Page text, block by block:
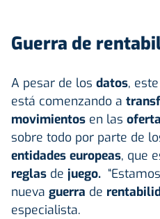
Guerra de
A pesar de los datos, este
está comenzando a
movimientos en las
sobre todo por parte de
entidades europeas, que
reglas de juego.
nueva guerra de
especialista.